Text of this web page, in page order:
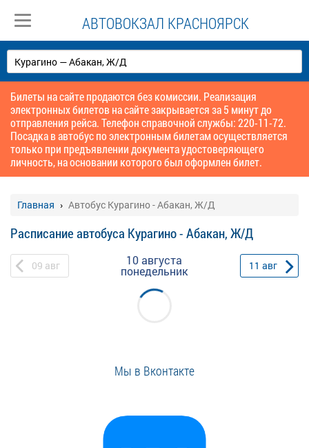
АВТОВОКЗАЛ КРАСНОЯРСК
Билеты на сайте продаются без комиссии. Реализация
электронных билетов на сайте закрывается за 5 минут до
отправления рейса. Телефон справочной службы: 220-11-72.
Посадка в автобус по электронным билетам осуществляется
только при предъявлении документа удостоверяющего
личность, на основании которого был оформлен билет.
Главная Автобус Курагино - Абакан, Ж/Д
Расписание автобуса Курагино - Абакан, Ж/Д
09 авг 10 августа
понедельник 11 авг
Мы в Вконтакте